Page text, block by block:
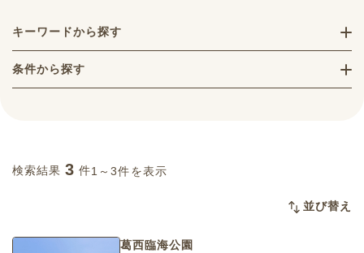
キーワードから探す
条件から探す
検索結果 3 件1～3件を表示
並び替え
葛西臨海公園